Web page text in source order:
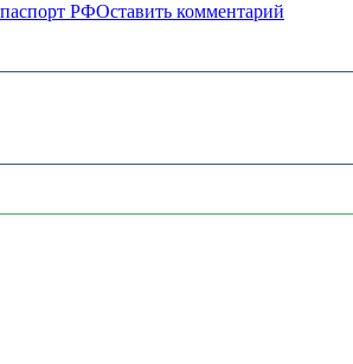
паспорт РФОставить комментарий